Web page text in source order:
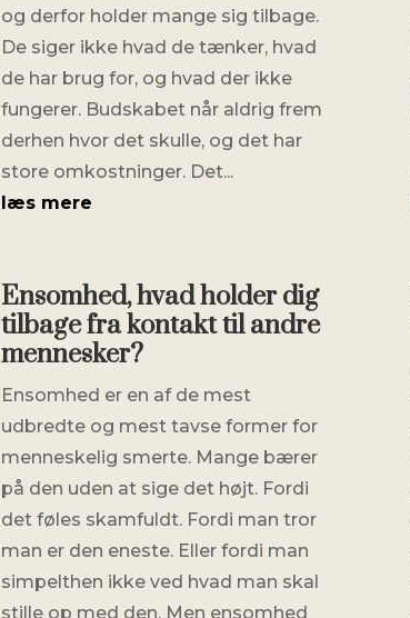
og derfor holder mange sig tilbage.
De siger ikke hvad de tænker, hvad
de har brug for, og hvad der ikke
fungerer. Budskabet når aldrig frem
derhen hvor det skulle, og det har
store omkostninger. Det...
læs mere
Ensomhed, hvad holder dig
tilbage fra kontakt til andre
mennesker?
Ensomhed er en af de mest
udbredte og mest tavse former for
menneskelig smerte. Mange bærer
på den uden at sige det højt. Fordi
det føles skamfuldt. Fordi man tror
man er den eneste. Eller fordi man
simpelthen ikke ved hvad man skal
stille op med den. Men ensomhed